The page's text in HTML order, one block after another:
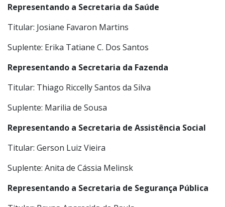
Suplente:Jennifer Cristina Bonome
Poder Público Municipal
Representando a Secretaria da Saúde
Titular: Josiane Favaron Martins
Suplente: Erika Tatiane C. Dos Santos
Representando a Secretaria da Fazenda
Titular: Thiago Riccelly Santos da Silva
Suplente: Marilia de Sousa
Representando a Secretaria de Assistência Social
Titular: Gerson Luiz Vieira